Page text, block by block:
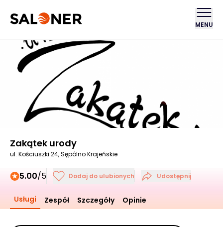
MENU
Zakątek urody
ul. Kościuszki 24, Sępólno Krajeńskie
5.00/5 Dodaj do ulubionych Udostępnij
Usługi Zespół Szczegóły Opinie